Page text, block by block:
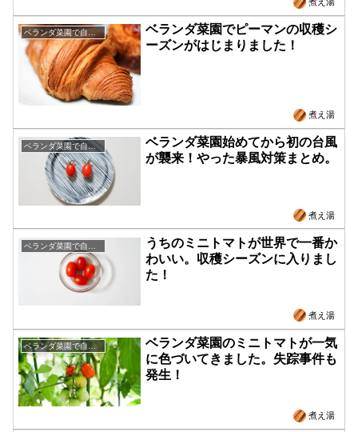
ベランダ菜園で自給自足
ベランダ菜園でピーマンの収穫シ
ーズンがはじまりました！
煮え湯
ベランダ菜園で自給自足
ベランダ菜園始めてから初の台風
が襲来！やった暴風対策まとめ。
煮え湯
うちのミニトマトが世界で一番か
わいい。収穫シーズンに入りまし
た！
煮え湯
ベランダ菜園で自給自足
ベランダ菜園のミニトマトが一気
に色づいてきました。失踪事件も
発生！
煮え湯